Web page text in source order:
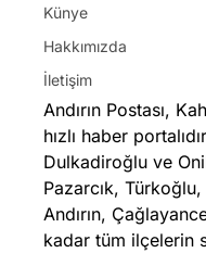
Künye
Hakkımızda
İletişim
Andırın Postası,
hızlı haber
Dulkadiroğlu ve
Pazarcık,
Andırın,
kadar tüm ilçelerin